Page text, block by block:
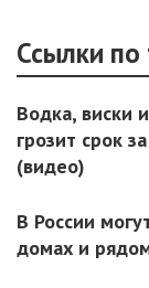
Ссылки по
Водка, виски
грозит срок
(видео)
В России
домах и